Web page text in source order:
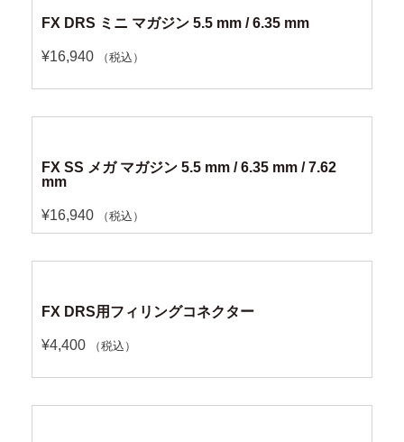
FX DRS ミニ マガジン 5.5 mm / 6.35 mm
¥16,940 （税込）
FX SS メガ マガジン 5.5 mm / 6.35 mm / 7.62
mm
¥16,940 （税込）
FX DRS用フィリングコネクター
¥4,400 （税込）